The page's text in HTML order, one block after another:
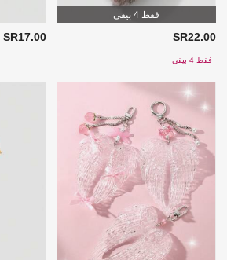
فقط 4 بيقي
SR22.00
فقط 4 بيقي
SR17.00